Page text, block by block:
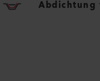
Abdichtung